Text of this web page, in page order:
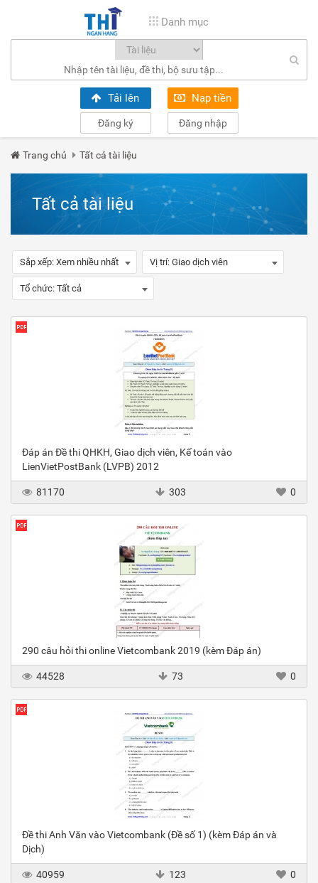
Danh mục
Tải lên Nạp tiền
Đăng ký Đăng nhập
Trang chủ Tất cả tài liệu
Tất cả tài liệu
Sắp xếp: Xem nhiều nhất Vị trí: Giao dịch viên
Tổ chức: Tất cả
Đáp án Đề thi QHKH, Giao dịch viên, Kế toán vào
LienVietPostBank (LVPB) 2012
81170 303 0
290 câu hỏi thi online Vietcombank 2019 (kèm Đáp án)
44528 73 0
Đề thi Anh Văn vào Vietcombank (Đề số 1) (kèm Đáp án và
Dịch)
40959 123 0